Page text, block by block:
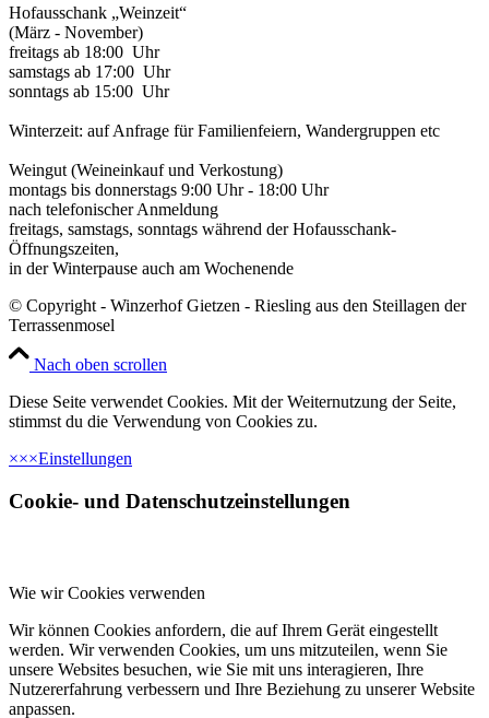
Hofausschank „Weinzeit“
(März - November)
freitags ab 18:00 Uhr
samstags ab 17:00 Uhr
sonntags ab 15:00 Uhr
Winterzeit: auf Anfrage für Familienfeiern, Wandergruppen etc
Weingut (Weineinkauf und Verkostung)
montags bis donnerstags 9:00 Uhr - 18:00 Uhr
nach telefonischer Anmeldung
freitags, samstags, sonntags während der Hofausschank-
Öffnungszeiten,
in der Winterpause auch am Wochenende
© Copyright - Winzerhof Gietzen - Riesling aus den Steillagen der
Terrassenmosel
Nach oben scrollen
Diese Seite verwendet Cookies. Mit der Weiternutzung der Seite,
stimmst du die Verwendung von Cookies zu.
×××Einstellungen
Cookie- und Datenschutzeinstellungen
Wie wir Cookies verwenden
Wir können Cookies anfordern, die auf Ihrem Gerät eingestellt
werden. Wir verwenden Cookies, um uns mitzuteilen, wenn Sie
unsere Websites besuchen, wie Sie mit uns interagieren, Ihre
Nutzererfahrung verbessern und Ihre Beziehung zu unserer Website
anpassen.